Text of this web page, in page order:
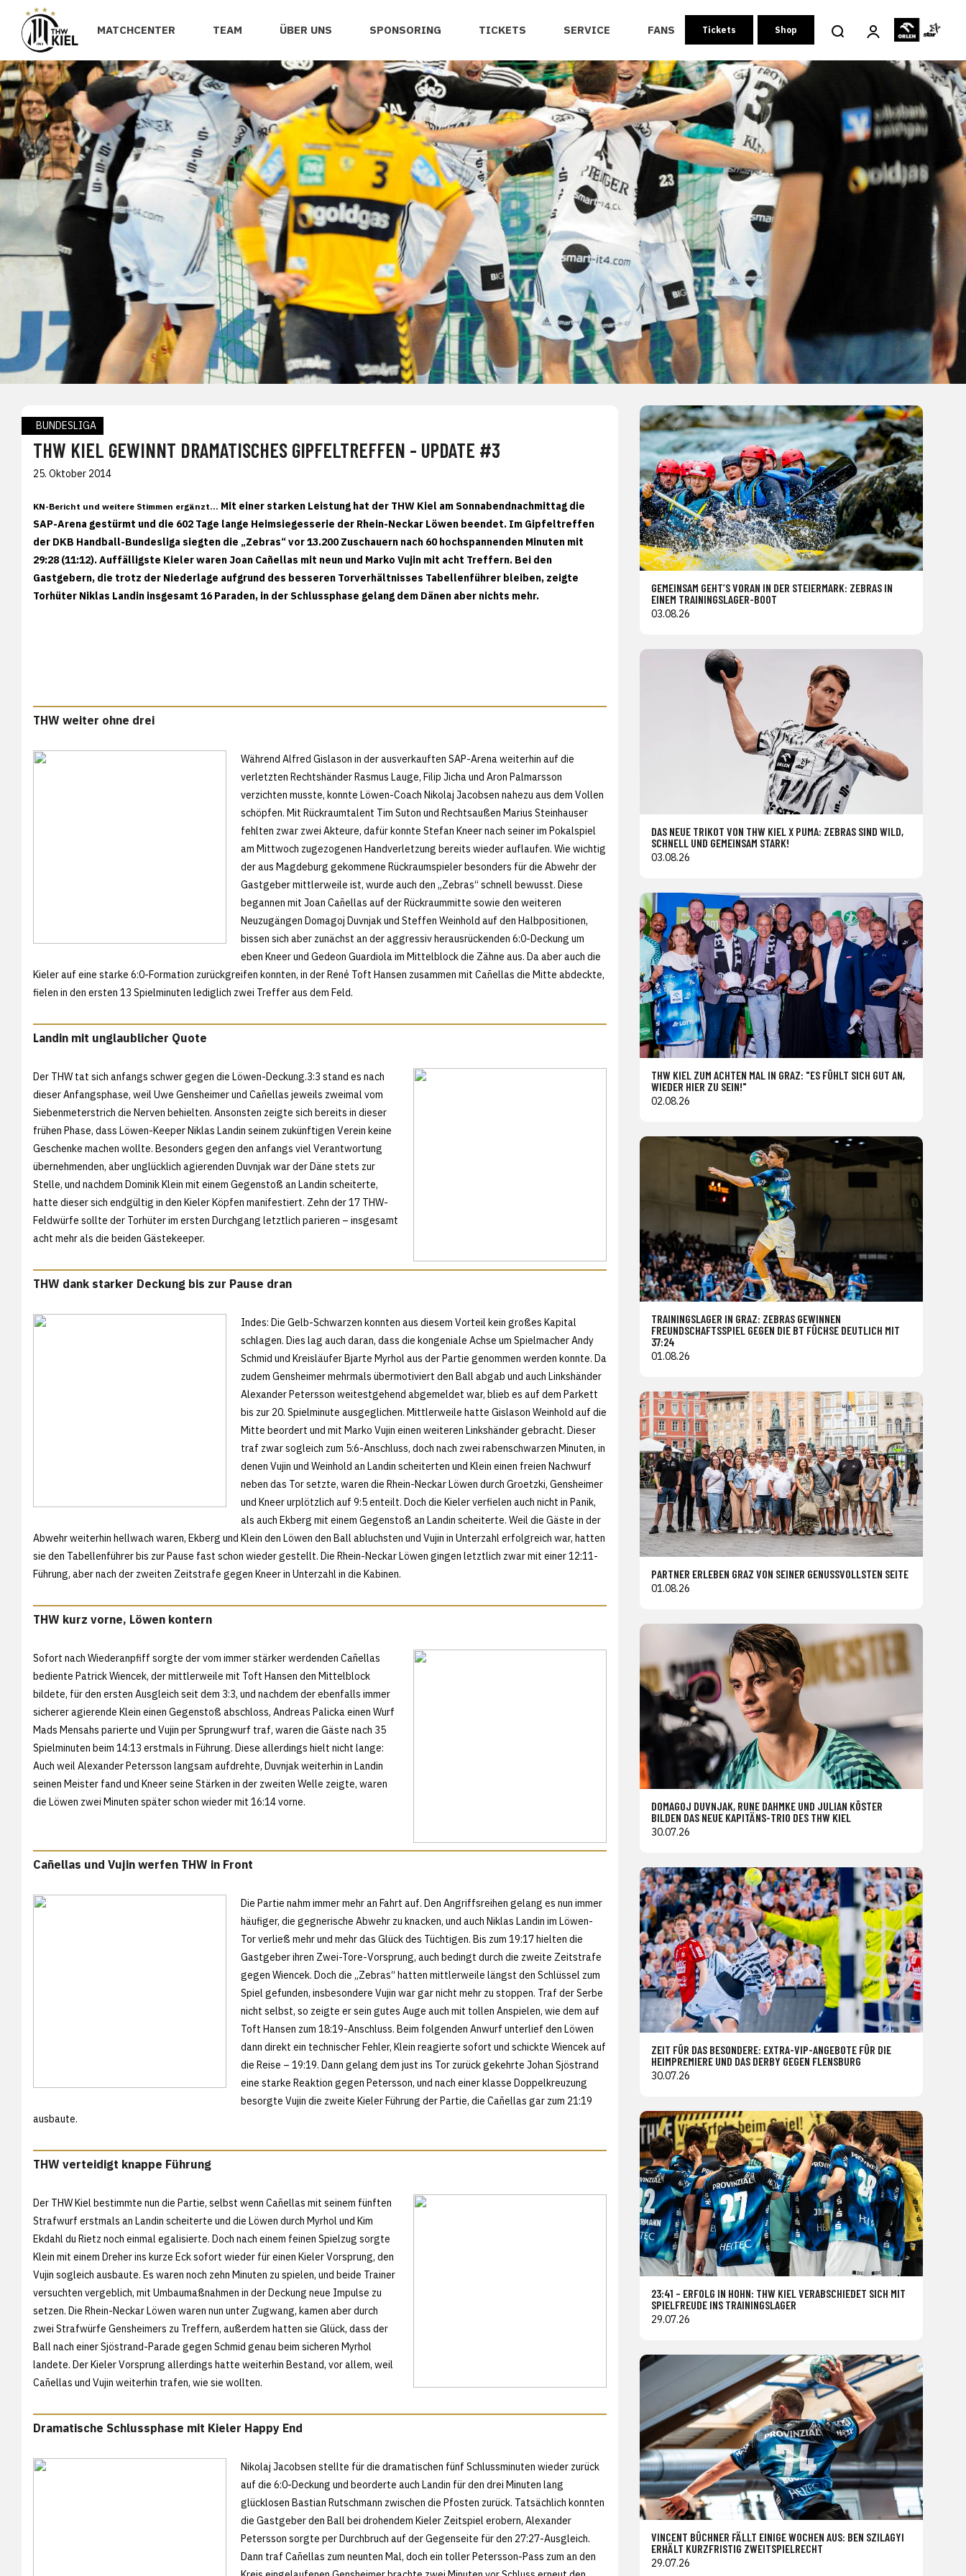
MATCHCENTER TEAM ÜBER UNS SPONSORING TICKETS SERVICE FANS Tickets Shop
BUNDESLIGA
THW KIEL GEWINNT DRAMATISCHES GIPFELTREFFEN - UPDATE #3
25. Oktober 2014
KN-Bericht und weitere Stimmen ergänzt... Mit einer starken Leistung hat der THW Kiel am Sonnabendnachmittag die
SAP-Arena gestürmt und die 602 Tage lange Heimsiegesserie der Rhein-Neckar Löwen beendet. Im Gipfeltreffen
der DKB Handball-Bundesliga siegten die „Zebras“ vor 13.200 Zuschauern nach 60 hochspannenden Minuten mit
29:28 (11:12). Auffälligste Kieler waren Joan Cañellas mit neun und Marko Vujin mit acht Treffern. Bei den
Gastgebern, die trotz der Niederlage aufgrund des besseren Torverhältnisses Tabellenführer bleiben, zeigte
Torhüter Niklas Landin insgesamt 16 Paraden, in der Schlussphase gelang dem Dänen aber nichts mehr.
THW weiter ohne drei
Während Alfred Gislason in der ausverkauften SAP-Arena weiterhin auf die
verletzten Rechtshänder Rasmus Lauge, Filip Jicha und Aron Palmarsson
verzichten musste, konnte Löwen-Coach Nikolaj Jacobsen nahezu aus dem Vollen
schöpfen. Mit Rückraumtalent Tim Suton und Rechtsaußen Marius Steinhauser
fehlten zwar zwei Akteure, dafür konnte Stefan Kneer nach seiner im Pokalspiel
am Mittwoch zugezogenen Handverletzung bereits wieder auflaufen. Wie wichtig
der aus Magdeburg gekommene Rückraumspieler besonders für die Abwehr der
Gastgeber mittlerweile ist, wurde auch den „Zebras“ schnell bewusst. Diese
begannen mit Joan Cañellas auf der Rückraummitte sowie den weiteren
Neuzugängen Domagoj Duvnjak und Steffen Weinhold auf den Halbpositionen,
bissen sich aber zunächst an der aggressiv herausrückenden 6:0-Deckung um
eben Kneer und Gedeon Guardiola im Mittelblock die Zähne aus. Da aber auch die
Kieler auf eine starke 6:0-Formation zurückgreifen konnten, in der René Toft Hansen zusammen mit Cañellas die Mitte abdeckte,
fielen in den ersten 13 Spielminuten lediglich zwei Treffer aus dem Feld.
Landin mit unglaublicher Quote
Der THW tat sich anfangs schwer gegen die Löwen-Deckung.3:3 stand es nach
dieser Anfangsphase, weil Uwe Gensheimer und Cañellas jeweils zweimal vom
Siebenmeterstrich die Nerven behielten. Ansonsten zeigte sich bereits in dieser
frühen Phase, dass Löwen-Keeper Niklas Landin seinem zukünftigen Verein keine
Geschenke machen wollte. Besonders gegen den anfangs viel Verantwortung
übernehmenden, aber unglücklich agierenden Duvnjak war der Däne stets zur
Stelle, und nachdem Dominik Klein mit einem Gegenstoß an Landin scheiterte,
hatte dieser sich endgültig in den Kieler Köpfen manifestiert. Zehn der 17 THW-
Feldwürfe sollte der Torhüter im ersten Durchgang letztlich parieren – insgesamt
acht mehr als die beiden Gästekeeper.
THW dank starker Deckung bis zur Pause dran
Indes: Die Gelb-Schwarzen konnten aus diesem Vorteil kein großes Kapital
schlagen. Dies lag auch daran, dass die kongeniale Achse um Spielmacher Andy
Schmid und Kreisläufer Bjarte Myrhol aus der Partie genommen werden konnte. Da
zudem Gensheimer mehrmals übermotiviert den Ball abgab und auch Linkshänder
Alexander Petersson weitestgehend abgemeldet war, blieb es auf dem Parkett
bis zur 20. Spielminute ausgeglichen. Mittlerweile hatte Gislason Weinhold auf die
Mitte beordert und mit Marko Vujin einen weiteren Linkshänder gebracht. Dieser
traf zwar sogleich zum 5:6-Anschluss, doch nach zwei rabenschwarzen Minuten, in
denen Vujin und Weinhold an Landin scheiterten und Klein einen freien Nachwurf
neben das Tor setzte, waren die Rhein-Neckar Löwen durch Groetzki, Gensheimer
und Kneer urplötzlich auf 9:5 enteilt. Doch die Kieler verfielen auch nicht in Panik,
als auch Ekberg mit einem Gegenstoß an Landin scheiterte. Weil die Gäste in der
Abwehr weiterhin hellwach waren, Ekberg und Klein den Löwen den Ball abluchsten und Vujin in Unterzahl erfolgreich war, hatten
sie den Tabellenführer bis zur Pause fast schon wieder gestellt. Die Rhein-Neckar Löwen gingen letztlich zwar mit einer 12:11-
Führung, aber nach der zweiten Zeitstrafe gegen Kneer in Unterzahl in die Kabinen.
THW kurz vorne, Löwen kontern
Sofort nach Wiederanpfiff sorgte der vom immer stärker werdenden Cañellas
bediente Patrick Wiencek, der mittlerweile mit Toft Hansen den Mittelblock
bildete, für den ersten Ausgleich seit dem 3:3, und nachdem der ebenfalls immer
sicherer agierende Klein einen Gegenstoß abschloss, Andreas Palicka einen Wurf
Mads Mensahs parierte und Vujin per Sprungwurf traf, waren die Gäste nach 35
Spielminuten beim 14:13 erstmals in Führung. Diese allerdings hielt nicht lange:
Auch weil Alexander Petersson langsam aufdrehte, Duvnjak weiterhin in Landin
seinen Meister fand und Kneer seine Stärken in der zweiten Welle zeigte, waren
die Löwen zwei Minuten später schon wieder mit 16:14 vorne.
Cañellas und Vujin werfen THW in Front
Die Partie nahm immer mehr an Fahrt auf. Den Angriffsreihen gelang es nun immer
häufiger, die gegnerische Abwehr zu knacken, und auch Niklas Landin im Löwen-
Tor verließ mehr und mehr das Glück des Tüchtigen. Bis zum 19:17 hielten die
Gastgeber ihren Zwei-Tore-Vorsprung, auch bedingt durch die zweite Zeitstrafe
gegen Wiencek. Doch die „Zebras“ hatten mittlerweile längst den Schlüssel zum
Spiel gefunden, insbesondere Vujin war gar nicht mehr zu stoppen. Traf der Serbe
nicht selbst, so zeigte er sein gutes Auge auch mit tollen Anspielen, wie dem auf
Toft Hansen zum 18:19-Anschluss. Beim folgenden Anwurf unterlief den Löwen
dann direkt ein technischer Fehler, Klein reagierte sofort und schickte Wiencek auf
die Reise – 19:19. Dann gelang dem just ins Tor zurück gekehrte Johan Sjöstrand
eine starke Reaktion gegen Petersson, und nach einer klasse Doppelkreuzung
besorgte Vujin die zweite Kieler Führung der Partie, die Cañellas gar zum 21:19
ausbaute.
THW verteidigt knappe Führung
Der THW Kiel bestimmte nun die Partie, selbst wenn Cañellas mit seinem fünften
Strafwurf erstmals an Landin scheiterte und die Löwen durch Myrhol und Kim
Ekdahl du Rietz noch einmal egalisierte. Doch nach einem feinen Spielzug sorgte
Klein mit einem Dreher ins kurze Eck sofort wieder für einen Kieler Vorsprung, den
Vujin sogleich ausbaute. Es waren noch zehn Minuten zu spielen, und beide Trainer
versuchten vergeblich, mit Umbaumaßnahmen in der Deckung neue Impulse zu
setzen. Die Rhein-Neckar Löwen waren nun unter Zugwang, kamen aber durch
zwei Strafwürfe Gensheimers zu Treffern, außerdem hatten sie Glück, dass der
Ball nach einer Sjöstrand-Parade gegen Schmid genau beim sicheren Myrhol
landete. Der Kieler Vorsprung allerdings hatte weiterhin Bestand, vor allem, weil
Cañellas und Vujin weiterhin trafen, wie sie wollten.
Dramatische Schlussphase mit Kieler Happy End
Nikolaj Jacobsen stellte für die dramatischen fünf Schlussminuten wieder zurück
auf die 6:0-Deckung und beorderte auch Landin für den drei Minuten lang
glücklosen Bastian Rutschmann zwischen die Pfosten zurück. Tatsächlich konnten
die Gastgeber den Ball bei drohendem Kieler Zeitspiel erobern, Alexander
Petersson sorgte per Durchbruch auf der Gegenseite für den 27:27-Ausgleich.
Dann traf Cañellas zum neunten Mal, doch ein toller Petersson-Pass zum an den
GEMEINSAM GEHT’S VORAN IN DER STEIERMARK: ZEBRAS IN
EINEM TRAININGSLAGER-BOOT
03.08.26
DAS NEUE TRIKOT VON THW KIEL X PUMA: ZEBRAS SIND WILD,
SCHNELL UND GEMEINSAM STARK!
03.08.26
THW KIEL ZUM ACHTEN MAL IN GRAZ: "ES FÜHLT SICH GUT AN,
WIEDER HIER ZU SEIN!"
02.08.26
TRAININGSLAGER IN GRAZ: ZEBRAS GEWINNEN
FREUNDSCHAFTSSPIEL GEGEN DIE BT FÜCHSE DEUTLICH MIT
37:24
01.08.26
PARTNER ERLEBEN GRAZ VON SEINER GENUSSVOLLSTEN SEITE
01.08.26
DOMAGOJ DUVNJAK, RUNE DAHMKE UND JULIAN KÖSTER
BILDEN DAS NEUE KAPITÄNS-TRIO DES THW KIEL
30.07.26
ZEIT FÜR DAS BESONDERE: EXTRA-VIP-ANGEBOTE FÜR DIE
HEIMPREMIERE UND DAS DERBY GEGEN FLENSBURG
30.07.26
23:41 – ERFOLG IN HOHN: THW KIEL VERABSCHIEDET SICH MIT
SPIELFREUDE INS TRAININGSLAGER
29.07.26
VINCENT BÜCHNER FÄLLT EINIGE WOCHEN AUS: BEN SZILAGYI
ERHÄLT KURZFRISTIG ZWEITSPIELRECHT
29.07.26